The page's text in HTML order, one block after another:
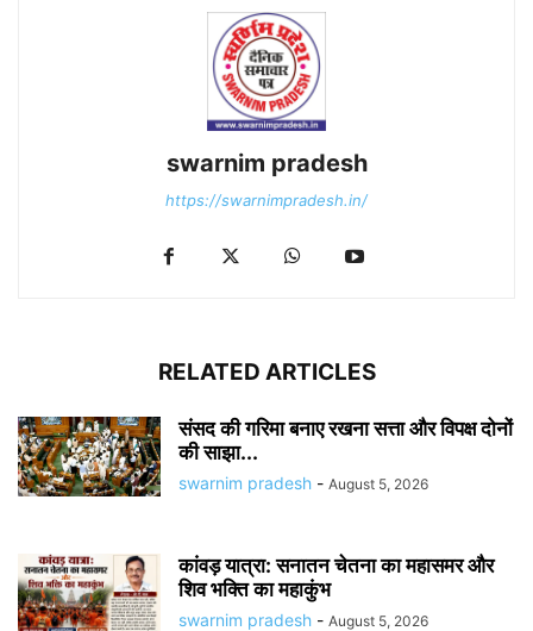
swarnim pradesh
https://swarnimpradesh.in/
RELATED ARTICLES
संसद की गरिमा बनाए रखना सत्ता और विपक्ष दोनों
की साझा...
swarnim pradesh - August 5, 2026
कांवड़ यात्रा: सनातन चेतना का महासमर और
शिव भक्ति का महाकुंभ
swarnim pradesh - August 5, 2026